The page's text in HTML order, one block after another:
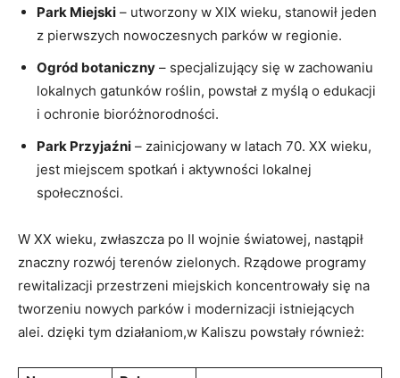
Park Miejski – utworzony w XIX wieku, stanowił jeden
z pierwszych nowoczesnych parków w regionie.
Ogród botaniczny –​ specjalizujący się w zachowaniu
lokalnych gatunków roślin, powstał z myślą o edukacji
i ochronie bioróżnorodności.
Park Przyjaźni – zainicjowany w latach 70.​ XX wieku,‍
jest miejscem spotkań i aktywności lokalnej
społeczności.
W XX wieku, zwłaszcza po II wojnie światowej, nastąpił
znaczny rozwój terenów zielonych. Rządowe programy
rewitalizacji przestrzeni miejskich⁣ koncentrowały się na
tworzeniu nowych‍ parków i modernizacji istniejących
alei. dzięki tym działaniom,w Kaliszu powstały również: